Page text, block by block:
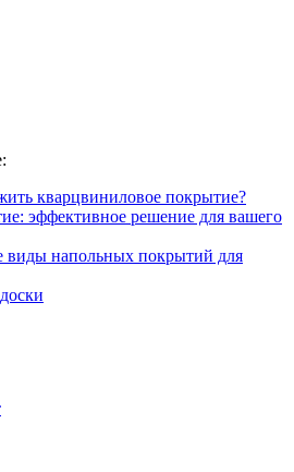
кварцвиниловое покрытие?
эффективное решение для вашего
виды напольных покрытий для